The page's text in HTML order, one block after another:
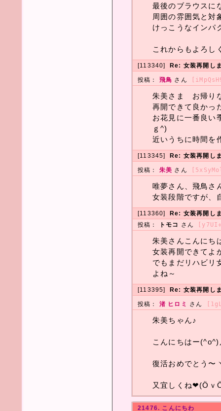
最後のブラウスに
周囲の雰囲気と対
けっこうなインパ
これからもよろし
[113340] Re: 女装再開し
投稿： 飛鳥 さん
朱美さま お帰り
再開できて良かっ
お花見に一番良い
ｇ^)
近いうちに時間を
[113345] Re: 女装再開し
投稿： 朱美 さん
唯夢さん、飛鳥さ
女装段階ですが、
[113360]
Re: 女装再開し
投稿：
トモコ さん
朱美さんこんにち
女装再開できてよ
でもまだリハビリ
よね～
[113395] Re: 女装再開し
投稿： 渚 ヒロミ さん
朱美ちゃん♪
こんにちはー(^o^)
復活おめでとう〜
又宜しくね❤(Ӧｖ
21476. こんにちわ